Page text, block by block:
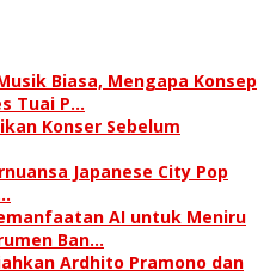
Biasa, Mengapa Konsep
Tuai P…
Konser Sebelum
Japanese City Pop
AI untuk Meniru
Ban…
Ardhito Pramono dan